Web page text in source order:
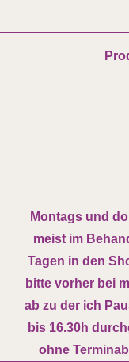
Montags und
meist im
Tagen in den
bitte vorher bei
ab zu der ich
bis 16.30h
ohne